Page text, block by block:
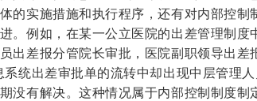
的实施措施和执行程序，还有对内部控
。例如，在某一公立医院的出差管理制
出差报分管院长审批，医院副职领导出
统出差审批单的流转中却出现中层管理
没有解决。这种情况属于内部控制制度